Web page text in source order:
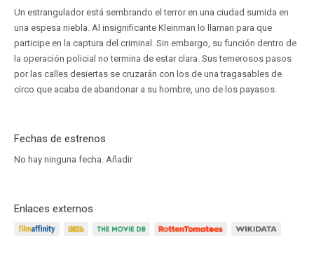
Un estrangulador está sembrando el terror en una ciudad sumida en
una espesa niebla. Al insignificante Kleinman lo llaman para que
participe en la captura del criminal. Sin embargo, su función dentro de
la operación policial no termina de estar clara. Sus temerosos pasos
por las calles desiertas se cruzarán con los de una tragasables de
circo que acaba de abandonar a su hombre, uno de los payasos.
Fechas de estrenos
No hay ninguna fecha. Añadir
Enlaces externos